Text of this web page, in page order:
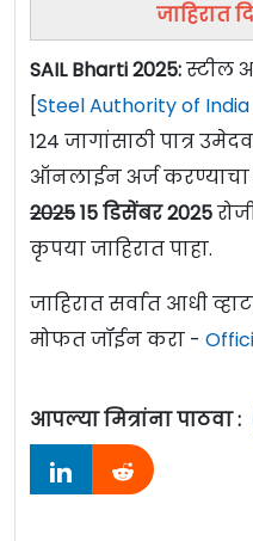
जाहिरात
SAIL Bharti 2025:स्टील
[Steel Authority of India
124 जागांसाठी पात्र
ऑनलाईन अर्ज
202515 डिसेंबर 2025
कृपया जाहिरात पाहा.
जाहिरात सर्वात आधी
मोफत जॉईन करा -
आपल्या मित्रांना पाठवा :